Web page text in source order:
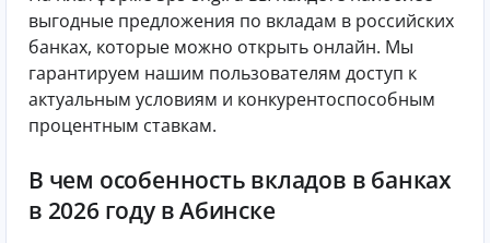
выгодные предложения по вкладам в российских
банках, которые можно открыть онлайн. Мы
гарантируем нашим пользователям доступ к
актуальным условиям и конкурентоспособным
процентным ставкам.
В чем особенность вкладов в банках
в 2026 году в Абинске